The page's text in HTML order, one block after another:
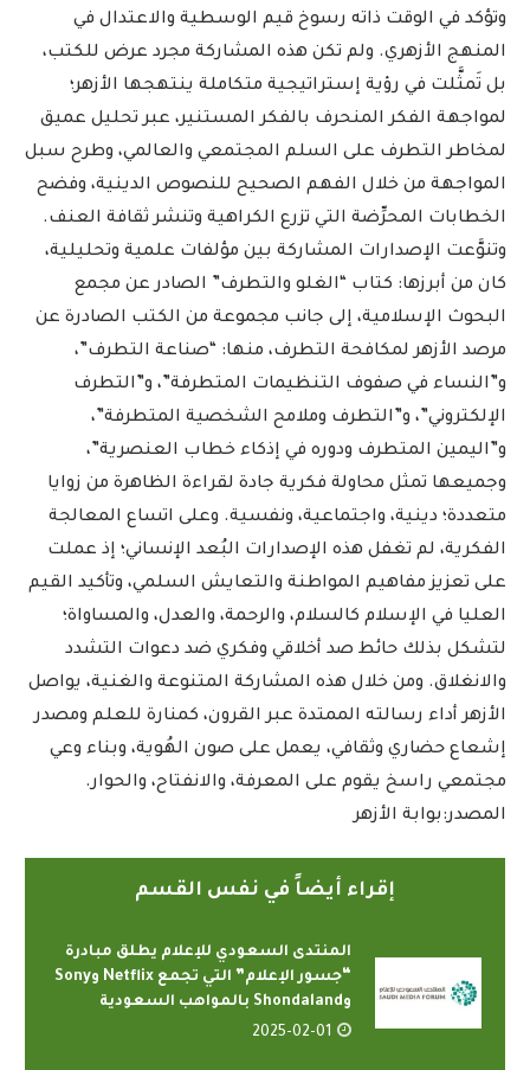
وتؤكد في الوقت ذاته رسوخ قيم الوسطية والاعتدال في
المنهج الأزهري. ولم تكن هذه المشاركة مجرد عرض للكتب،
بل تَمثَّلت في رؤية إستراتيجية متكاملة ينتهجها الأزهر؛
لمواجهة الفكر المنحرف بالفكر المستنير، عبر تحليل عميق
لمخاطر التطرف على السلم المجتمعي والعالمي، وطرح سبل
المواجهة من خلال الفهم الصحيح للنصوص الدينية، وفضح
الخطابات المحرِّضة التي تزرع الكراهية وتنشر ثقافة العنف.
وتنوَّعت الإصدارات المشاركة بين مؤلفات علمية وتحليلية،
كان من أبرزها: كتاب “الغلو والتطرف” الصادر عن مجمع
البحوث الإسلامية، إلى جانب مجموعة من الكتب الصادرة عن
مرصد الأزهر لمكافحة التطرف، منها: “صناعة التطرف”،
و”النساء في صفوف التنظيمات المتطرفة”، و”التطرف
الإلكتروني”، و”التطرف وملامح الشخصية المتطرفة”،
و”اليمين المتطرف ودوره في إذكاء خطاب العنصرية”،
وجميعها تمثل محاولة فكرية جادة لقراءة الظاهرة من زوايا
متعددة؛ دينية، واجتماعية، ونفسية. وعلى اتساع المعالجة
الفكرية، لم تغفل هذه الإصدارات البُعد الإنساني؛ إذ عملت
على تعزيز مفاهيم المواطنة والتعايش السلمي، وتأكيد القيم
العليا في الإسلام كالسلام، والرحمة، والعدل، والمساواة؛
لتشكل بذلك حائط صد أخلاقي وفكري ضد دعوات التشدد
والانغلاق. ومن خلال هذه المشاركة المتنوعة والغنية، يواصل
الأزهر أداء رسالته الممتدة عبر القرون، كمنارة للعلم ومصدر
إشعاع حضاري وثقافي، يعمل على صون الهُوية، وبناء وعي
مجتمعي راسخ يقوم على المعرفة، والانفتاح، والحوار.
المصدر:بوابة الأزهر
إقراء أيضاً في نفس القسم
المنتدى السعودي للإعلام يطلق مبادرة
“جسور الإعلام” التي تجمع Netflix وSony
وShondaland بالمواهب السعودية
2025-02-01